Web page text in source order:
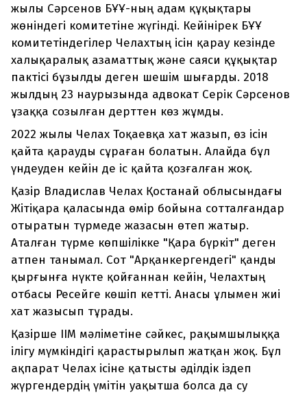
жылы Сәрсенов БҰҰ-ның адам құқықтары
жөніндегі комитетіне жүгінді. Кейінірек БҰҰ
комитетіндегілер Челахтың ісін қарау кезінде
халықаралық азаматтық және саяси құқықтар
пактісі бұзылды деген шешім шығарды. 2018
жылдың 23 наурызында адвокат Серік Сәрсенов
ұзаққа созылған дерттен көз жұмды.
2022 жылы Челах Тоқаевқа хат жазып, өз ісін
қайта қарауды сұраған болатын. Алайда бұл
үндеуден кейін де іс қайта қозғалған жоқ.
Қазір Владислав Челах Қостанай облысындағы
Жітіқара қаласында өмір бойына сотталғандар
отыратын түрмеде жазасын өтеп жатыр.
Аталған түрме көпшілікке "Қара бүркіт" деген
атпен танымал. Сот "Арқанкергендегі" қанды
қырғынға нүкте қойғаннан кейін, Челахтың
отбасы Ресейге көшіп кетті. Анасы ұлымен жиі
хат жазысып тұрады.
Қазірше ІІМ мәліметіне сәйкес, рақымшылыққа
ілігу мүмкіндігі қарастырылып жатқан жоқ. Бұл
ақпарат Челах ісіне қатысты әділдік іздеп
жүргендердің үмітін уақытша болса да су